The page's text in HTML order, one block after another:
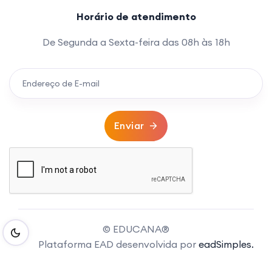
Horário de atendimento
De Segunda a Sexta-feira das 08h às 18h
Enviar
© EDUCANA®
Plataforma EAD desenvolvida por eadSimples.